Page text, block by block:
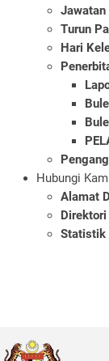
Jawatan
Turun
Hari
Hubungi
Alamat
Statistik